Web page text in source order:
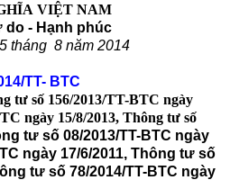
VIỆT NAM
do - Hạnh phúc
tháng 8 năm 2014
TT- BTC
tư số 156/2013/TT-BTC ngày
ngày 15/8/2013, Thông tư số
tư số 08/2013/TT-BTC ngày
ngày 17/6/2011,­­ Thông tư số
tư số 78/2014/TT-BTC ngày